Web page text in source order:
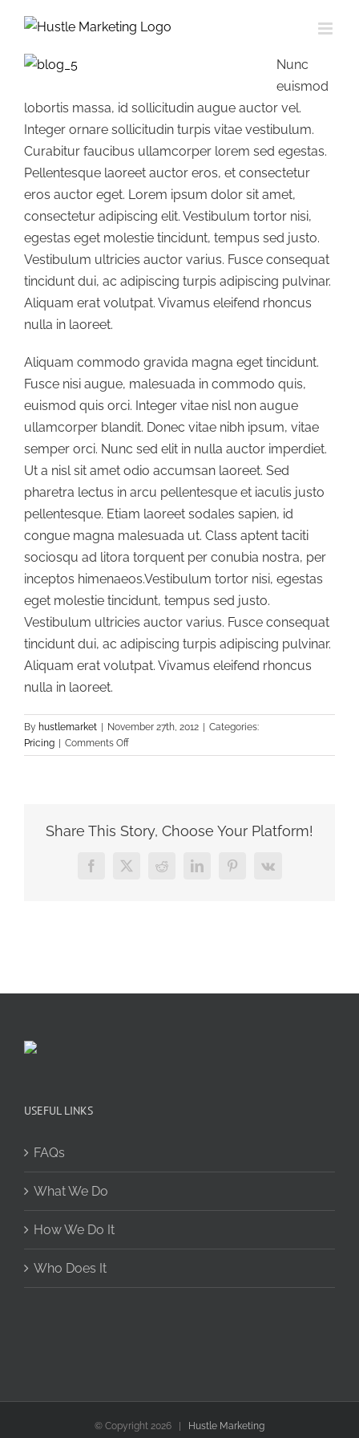
content
Nunc
euismod
lobortis massa, id sollicitudin augue auctor vel.
Integer ornare sollicitudin turpis vitae vestibulum.
Curabitur faucibus ullamcorper lorem sed egestas.
Pellentesque laoreet auctor eros, et consectetur
eros auctor eget. Lorem ipsum dolor sit amet,
consectetur adipiscing elit. Vestibulum tortor nisi,
egestas eget molestie tincidunt, tempus sed justo.
Vestibulum ultricies auctor varius. Fusce consequat
tincidunt dui, ac adipiscing turpis adipiscing pulvinar.
Aliquam erat volutpat. Vivamus eleifend rhoncus
nulla in laoreet.
Aliquam commodo gravida magna eget tincidunt.
Fusce nisi augue, malesuada in commodo quis,
euismod quis orci. Integer vitae nisl non augue
ullamcorper blandit. Donec vitae nibh ipsum, vitae
semper orci. Nunc sed elit in nulla auctor imperdiet.
Ut a nisl sit amet odio accumsan laoreet. Sed
pharetra lectus in arcu pellentesque et iaculis justo
pellentesque. Etiam laoreet sodales sapien, id
congue magna malesuada ut. Class aptent taciti
sociosqu ad litora torquent per conubia nostra, per
inceptos himenaeos.Vestibulum tortor nisi, egestas
eget molestie tincidunt, tempus sed justo.
Vestibulum ultricies auctor varius. Fusce consequat
tincidunt dui, ac adipiscing turpis adipiscing pulvinar.
Aliquam erat volutpat. Vivamus eleifend rhoncus
nulla in laoreet.
By hustlemarket November 27th, 2012
Categories:
Pricing
Comments Offon
Curabitur
imperdiet
eu
Share This Story, Choose Your Platform!
Facebook
X RedditLinkedInPinterest
Vk
USEFUL LINKS
FAQs
What We Do
How We Do It
Who Does It
© Copyright 2026 | Hustle Marketing